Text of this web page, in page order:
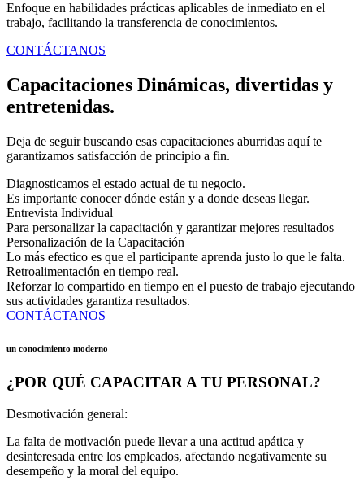
Enfoque en habilidades prácticas aplicables de inmediato en el
trabajo, facilitando la transferencia de conocimientos.
CONTÁCTANOS
Capacitaciones Dinámicas, divertidas y
entretenidas.
Deja de seguir buscando esas capacitaciones aburridas aquí te
garantizamos satisfacción de principio a fin.
Diagnosticamos el estado actual de tu negocio.
Es importante conocer dónde están y a donde deseas llegar.
Entrevista Individual
Para personalizar la capacitación y garantizar mejores resultados
Personalización de la Capacitación
Lo más efectico es que el participante aprenda justo lo que le falta.
Retroalimentación en tiempo real.
Reforzar lo compartido en tiempo en el puesto de trabajo ejecutando
sus actividades garantiza resultados.
CONTÁCTANOS
un conocimiento moderno
¿POR QUÉ CAPACITAR A TU PERSONAL?
Desmotivación general:
La falta de motivación puede llevar a una actitud apática y
desinteresada entre los empleados, afectando negativamente su
desempeño y la moral del equipo.